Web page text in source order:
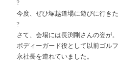
?
今度、ぜひ塚越道場に遊びに行き
?
さて、会場には長渕剛さんの姿が。
ボディーガード役として以前ゴル
永社長を連れていました。